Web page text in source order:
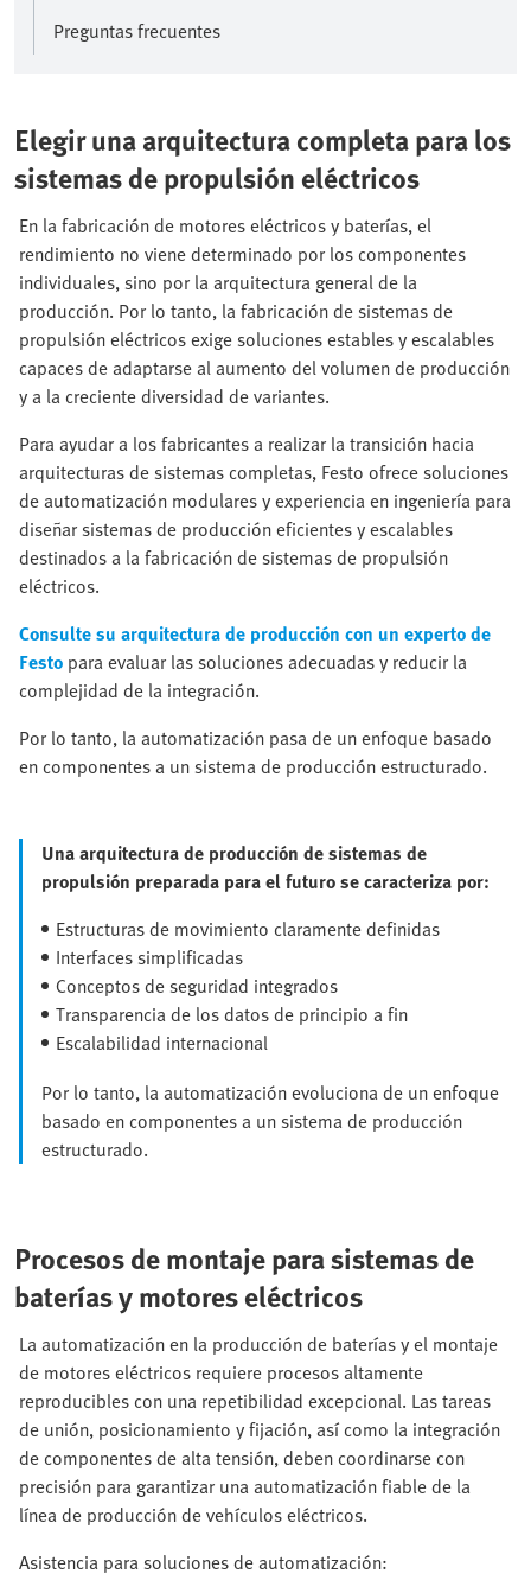
Preguntas frecuentes
Elegir una arquitectura completa para los
sistemas de propulsión eléctricos
En la fabricación de motores eléctricos y baterías, el
rendimiento no viene determinado por los componentes
individuales, sino por la arquitectura general de la
producción. Por lo tanto, la fabricación de sistemas de
propulsión eléctricos exige soluciones estables y escalables
capaces de adaptarse al aumento del volumen de producción
y a la creciente diversidad de variantes.
Para ayudar a los fabricantes a realizar la transición hacia
arquitecturas de sistemas completas, Festo ofrece soluciones
de automatización modulares y experiencia en ingeniería para
diseñar sistemas de producción eficientes y escalables
destinados a la fabricación de sistemas de propulsión
eléctricos.
Consulte su arquitectura de producción con un experto de
Festo para evaluar las soluciones adecuadas y reducir la
complejidad de la integración.
Por lo tanto, la automatización pasa de un enfoque basado
en componentes a un sistema de producción estructurado.
Una arquitectura de producción de sistemas de
propulsión preparada para el futuro se caracteriza por:
Estructuras de movimiento claramente definidas
Interfaces simplificadas
Conceptos de seguridad integrados
Transparencia de los datos de principio a fin
Escalabilidad internacional
Por lo tanto, la automatización evoluciona de un enfoque
basado en componentes a un sistema de producción
estructurado.
Procesos de montaje para sistemas de
baterías y motores eléctricos
La automatización en la producción de baterías y el montaje
de motores eléctricos requiere procesos altamente
reproducibles con una repetibilidad excepcional. Las tareas
de unión, posicionamiento y fijación, así como la integración
de componentes de alta tensión, deben coordinarse con
precisión para garantizar una automatización fiable de la
línea de producción de vehículos eléctricos.
Asistencia para soluciones de automatización: